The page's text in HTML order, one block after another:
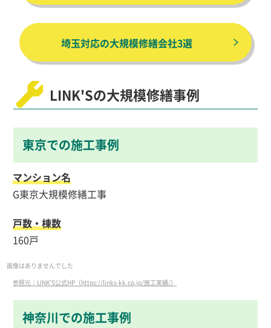
埼玉対応の大規模修繕会社3選
LINK'Sの大規模修繕事例
東京での施工事例
マンション名
G東京大規模修繕工事
戸数・棟数
160戸
画像はありませんでした
参照元：LINK'S公式HP（https://links-kk.co.jp/施工実績/）
神奈川での施工事例